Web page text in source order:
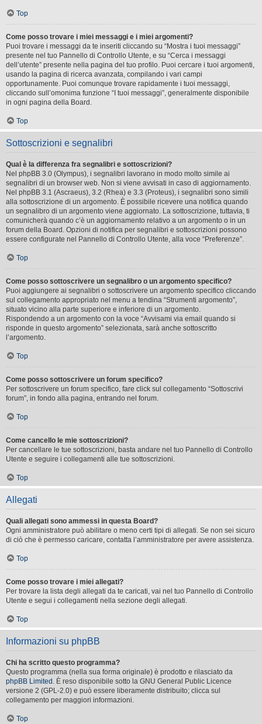
Top
Come posso trovare i miei messaggi e i miei argomenti?
Puoi trovare i messaggi da te inseriti cliccando su “Mostra i tuoi messaggi”
presente nel tuo Pannello di Controllo Utente, e su “Cerca i messaggi
dell’utente” presente nella pagina del tuo profilo. Puoi cercare i tuoi argomenti,
usando la pagina di ricerca avanzata, compilando i vari campi
opportunamente. Puoi comunque trovare rapidamente i tuoi messaggi,
cliccando sull’omonima funzione “I tuoi messaggi”, generalmente disponibile
in ogni pagina della Board.
Top
Sottoscrizioni e segnalibri
Qual è la differenza fra segnalibri e sottoscrizioni?
Nel phpBB 3.0 (Olympus), i segnalibri lavorano in modo molto simile ai
segnalibri di un browser web. Non si viene avvisati in caso di aggiornamento.
Nel phpBB 3.1 (Ascraeus), 3.2 (Rhea) e 3.3 (Proteus), i segnalibri sono simili
alla sottoscrizione di un argomento. È possibile ricevere una notifica quando
un segnalibro di un argomento viene aggiornato. La sottoscrizione, tuttavia, ti
comunicherà quando c’è un aggiornamento relativo a un argomento o in un
forum della Board. Opzioni di notifica per segnalibri e sottoscrizioni possono
essere configurate nel Pannello di Controllo Utente, alla voce “Preferenze”.
Top
Come posso sottoscrivere un segnalibro o un argomento specifico?
Puoi aggiungere ai segnalibri o sottoscrivere un argomento specifico cliccando
sul collegamento appropriato nel menu a tendina “Strumenti argomento”,
situato vicino alla parte superiore e inferiore di un argomento.
Rispondendo a un argomento con la voce “Avvisami via email quando si
risponde in questo argomento” selezionata, sarà anche sottoscritto
l’argomento.
Top
Come posso sottoscrivere un forum specifico?
Per sottoscrivere un forum specifico, fare click sul collegamento “Sottoscrivi
forum”, in fondo alla pagina, entrando nel forum.
Top
Come cancello le mie sottoscrizioni?
Per cancellare le tue sottoscrizioni, basta andare nel tuo Pannello di Controllo
Utente e seguire i collegamenti alle tue sottoscrizioni.
Top
Allegati
Quali allegati sono ammessi in questa Board?
Ogni amministratore può abilitare o meno certi tipi di allegati. Se non sei sicuro
di ciò che è permesso caricare, contatta l’amministratore per avere assistenza.
Top
Come posso trovare i miei allegati?
Per trovare la lista degli allegati da te caricati, vai nel tuo Pannello di Controllo
Utente e segui i collegamenti nella sezione degli allegati.
Top
Informazioni su phpBB
Chi ha scritto questo programma?
Questo programma (nella sua forma originale) è prodotto e rilasciato da
phpBB Limited . È reso disponibile sotto la GNU General Public Licence
versione 2 (GPL-2.0) e può essere liberamente distribuito; clicca sul
collegamento per maggiori informazioni.
Top